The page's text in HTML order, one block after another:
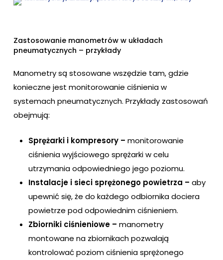
Zastosowanie manometrów w układach
pneumatycznych – przykłady
Manometry są stosowane wszędzie tam, gdzie
konieczne jest monitorowanie ciśnienia w
systemach pneumatycznych. Przykłady zastosowań
obejmują:
Sprężarki i kompresory – monitorowanie
ciśnienia wyjściowego sprężarki w celu
utrzymania odpowiedniego jego poziomu.
Instalacje i sieci sprężonego powietrza – aby
upewnić się, że do każdego odbiornika dociera
powietrze pod odpowiednim ciśnieniem.
Zbiorniki ciśnieniowe – manometry
montowane na zbiornikach pozwalają
kontrolować poziom ciśnienia sprężonego